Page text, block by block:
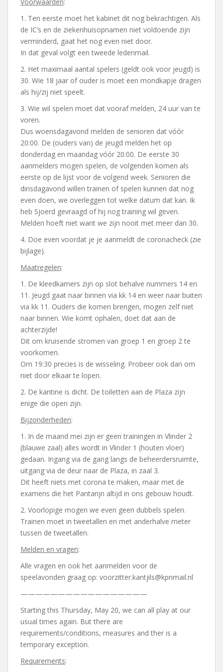
1. Ten eerste moet het kabinet dit nog bekrachtigen. Als
de IC’s en de ziekenhuis­opnamen niet voldoende zijn
verminderd, gaat het nog even niet door.
In dat geval volgt een tweede ledenmail.
2. Het maximaal aantal spelers (geldt ook voor jeugd) is
30. Wie 18 jaar of ouder is moet een mondkapje dragen
als hij/zij niet speelt.
3. Wie wil spelen moet dat vooraf melden, 24 uur van te
voren.
Dus woensdagavond melden de senioren dat vóór
20:00. De (ouders van) de jeugd melden het op
donderdag en maandag vóór 20:00. De eerste 30
aanmelders mogen spelen, de volgenden komen als
eerste op de lijst voor de volgend week. Senioren die
dinsdagavond willen trainen of spelen kunnen dat nog
even doen, we overleggen tot welke datum dat kan. Ik
heb Sjoerd gevraagd of hij nog training wil geven.
Melden hoeft niet want we zijn nooit met meer dan 30.
4. Doe even voordat je je aanmeldt de coronacheck (zie
bijlage).
Maatregelen:
1. De kleedkamers zijn op slot behalve nummers 14 en
11. Jeugd gaat naar binnen via kk 14 en weer naar buiten
via kk 11. Ouders die komen brengen, mogen zelf niet
naar binnen. Wie komt ophalen, doet dat aan de
achterzijde!
Dit om kruisende stromen van groep 1 en groep 2 te
voorkomen.
Om 19:30 precies is de wisseling. Probeer ook dan om
niet door elkaar te lopen.
2. De kantine is dicht. De toiletten aan de Plaza zijn
enige die open zijn.
Bijzonderheden:
1. In de maand mei zijn er geen trainingen in Vlinder 2
(blauwe zaal) alles wordt in Vlinder 1 (houten vloer)
gedaan. Ingang via de gang langs de beheerdersruimte,
uitgang via de deur naar de Plaza, in zaal 3.
Dit heeft niets met corona te maken, maar met de
examens die het Pantarijn altijd in ons gebouw houdt.
2. Voorlopige mogen we even geen dubbels spelen.
Trainen moet in tweetallen en met anderhalve meter
tussen de tweetallen.
Melden en vragen:
Alle vragen en ook het aanmelden voor de
speelavonden graag op: voorzitter.kantjils@kpnmail.nl
—————————————————
Starting this Thursday, May 20, we can all play at our
usual times again. But there are
requirements/conditions, measures and ther is a
temporary exception.
Requirements: